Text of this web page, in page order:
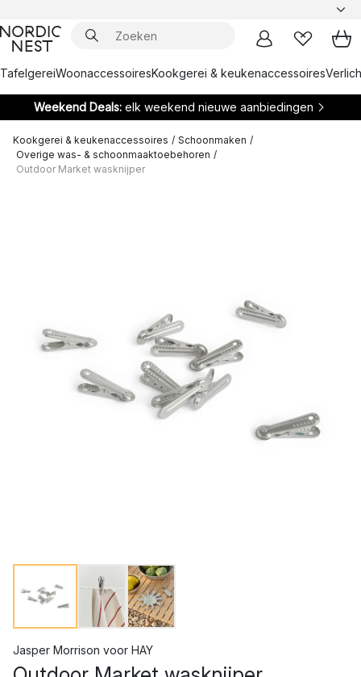
TafelgereiWoonaccessoiresKookgerei & keukenaccessoires
Weekend Deals: elk weekend nieuwe aanbiedingen
Kookgerei & keukenaccessoires / Schoonmaken /
Overige was- & schoonmaaktoebehoren /
Outdoor Market wasknijper
Jasper Morrison voor HAY